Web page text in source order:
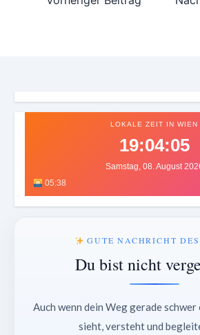
LOKALE ZEIT IN WIEN
19:04:07
Samstag, 08. August
05:38
GUTE NACHRICHT DES
Du bist nicht
Auch wenn dein Weg gerade
sieht, versteht und